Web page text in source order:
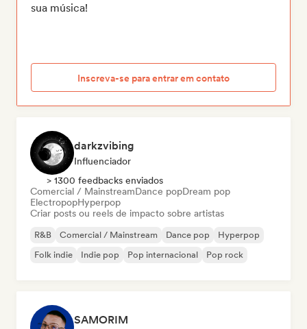
sua música!
Inscreva-se para entrar em contato
darkzvibing
Influenciador
> 1300 feedbacks enviados
Comercial / MainstreamDance popDream pop
ElectropopHyperpop
Criar posts ou reels de impacto sobre artistas
R&B Comercial / Mainstream Dance pop
Hyperpop
Folk indie
Indie pop Pop internacional Pop rock
SAMORIM